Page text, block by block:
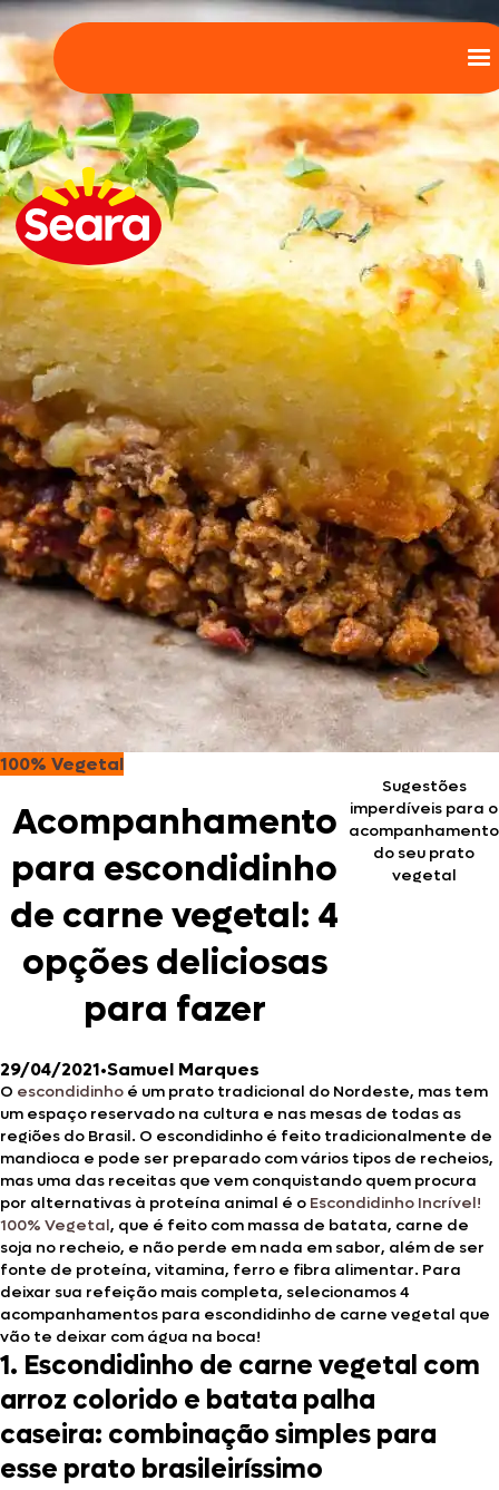
100% Vegetal
Acompanhamento
para escondidinho
de carne vegetal: 4
opções deliciosas
para fazer
Sugestões
imperdíveis para o
acompanhamento
do seu prato
vegetal
29/04/2021•Samuel Marques
O escondidinho é um prato tradicional do Nordeste, mas tem
um espaço reservado na cultura e nas mesas de todas as
regiões do Brasil. O escondidinho é feito tradicionalmente de
mandioca e pode ser preparado com vários tipos de recheios,
mas uma das receitas que vem conquistando quem procura
por alternativas à proteína animal é o Escondidinho Incrível!
100% Vegetal, que é feito com massa de batata, carne de
soja no recheio, e não perde em nada em sabor, além de ser
fonte de proteína, vitamina, ferro e fibra alimentar. Para
deixar sua refeição mais completa, selecionamos 4
acompanhamentos para escondidinho de carne vegetal que
vão te deixar com água na boca!
1. Escondidinho de carne vegetal com
arroz colorido e batata palha
caseira: combinação simples para
esse prato brasileiríssimo